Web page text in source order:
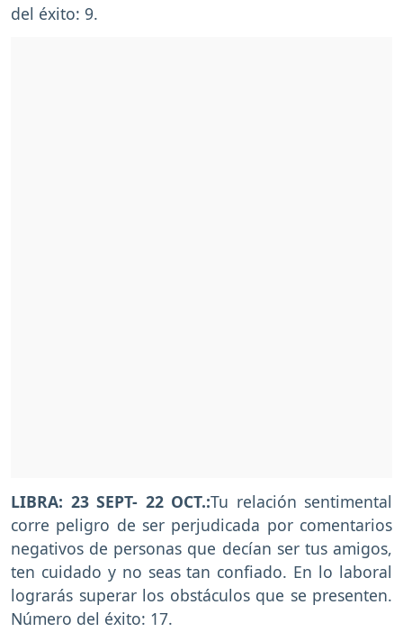
del éxito: 9.
LIBRA: 23 SEPT- 22 OCT.:Tu relación sentimental
corre peligro de ser perjudicada por comentarios
negativos de personas que decían ser tus amigos,
ten cuidado y no seas tan confiado. En lo laboral
lograrás superar los obstáculos que se presenten.
Número del éxito: 17.